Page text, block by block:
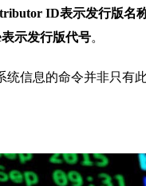
ID表示发行版名
表示发行版代号。
统信息的命令并非只有